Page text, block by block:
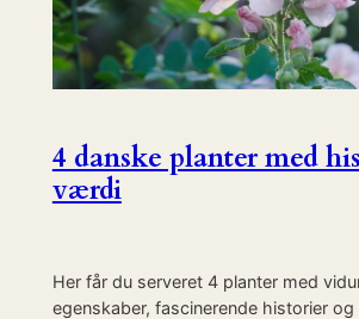
4 danske planter med
værdi
Her får du serveret 4 planter med
egenskaber, fascinerende historier og